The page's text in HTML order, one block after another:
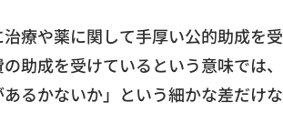
療や薬に関して手厚い公的助成を受
助成を受けているという意味では、
るかないか」という細かな差だけな